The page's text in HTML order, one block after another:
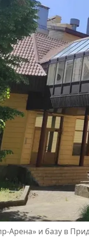
Арена» и базу в